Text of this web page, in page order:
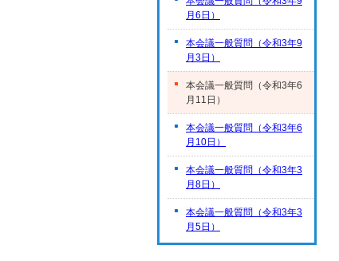
月6日）
本会議一般質問（令和3年9
月3日）
本会議一般質問（令和3年6
月11日）
本会議一般質問（令和3年6
月10日）
本会議一般質問（令和3年3
月8日）
本会議一般質問（令和3年3
月5日）